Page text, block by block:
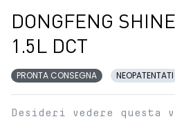
DONGFENG
1.5L DCT
PRONTA CONSEGNA NEOPATENTATI
Desideri vedere questa